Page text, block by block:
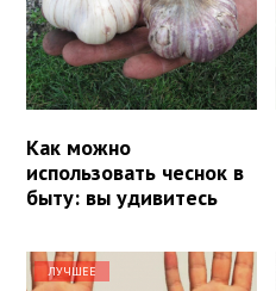
Как можно
использовать чеснок в
быту: вы удивитесь
ЛУЧШЕЕ